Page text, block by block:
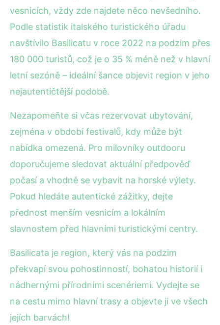
vesnicích, vždy zde najdete něco nevšedního.
Podle statistik italského turistického úřadu
navštívilo Basilicatu v roce 2022 na podzim přes
180 000 turistů, což je o 35 % méně než v hlavní
letní sezóně – ideální šance objevit region v jeho
nejautentičtější podobě.
Nezapomeňte si včas rezervovat ubytování,
zejména v období festivalů, kdy může být
nabídka omezená. Pro milovníky outdooru
doporučujeme sledovat aktuální předpověď
počasí a vhodně se vybavit na horské výlety.
Pokud hledáte autentické zážitky, dejte
přednost menším vesnicím a lokálním
slavnostem před hlavními turistickými centry.
Basilicata je region, který vás na podzim
překvapí svou pohostinností, bohatou historií i
nádhernými přírodními scenériemi. Vydejte se
na cestu mimo hlavní trasy a objevte ji ve všech
jejích barvách!